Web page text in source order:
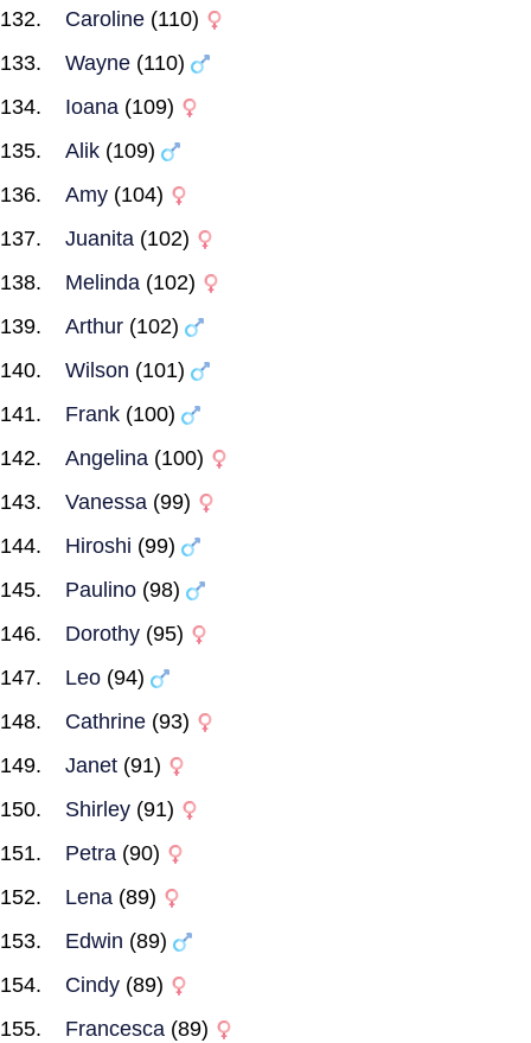
Caroline (110)
Wayne (110)
Ioana (109)
Alik (109)
Amy (104)
Juanita (102)
Melinda (102)
Arthur (102)
Wilson (101)
Frank (100)
Angelina (100)
Vanessa (99)
Hiroshi (99)
Paulino (98)
Dorothy (95)
Leo (94)
Cathrine (93)
Janet (91)
Shirley (91)
Petra (90)
Lena (89)
Edwin (89)
Cindy (89)
Francesca (89)